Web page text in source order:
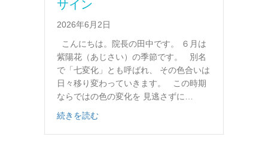
サイン
2026年6月2日
こんにちは。院長の田中です。 ６月は
紫陽花（あじさい）の季節です。 別名
で「七変化」とも呼ばれ、 その色合いは
日々移り変わっていきます。 この時期
ならではの色の変化を 見逃さずに…
続きを読むabout 見逃していませんか？自分や家族のお